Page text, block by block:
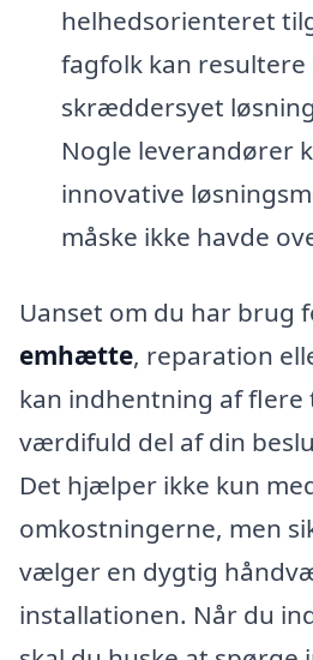
helhedsorienteret
fagfolk kan resultere
skræddersyet
Nogle leverandører
innovative
måske ikke havde
Uanset om du har brug
emhætte, reparation
kan indhentning af
værdifuld del af din
Det hjælper ikke kun
omkostningerne, men
vælger en dygtig
installationen. Når du